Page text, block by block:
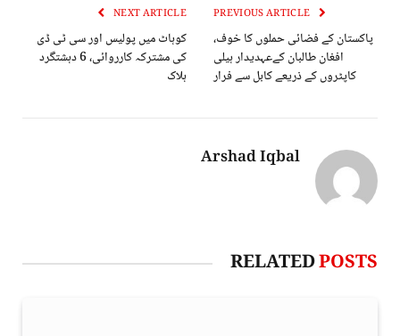
پاکستان کے فضائی حملوں کا خوف،
افغان طالبان کےعہدیدار ہیلی
کاپٹروں کے ذریعے کابل سے فرار
NEXT ARTICLE
کوہاٹ میں پولیس اور سی ٹی ڈی
کی مشترکہ کارروائی، 6 دہشتگرد
ہلاک
Arshad Iqbal
RELATEDPOSTS